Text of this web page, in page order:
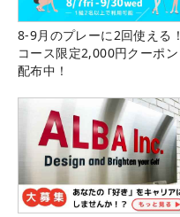
8-9月のプレーに2回使える！
コース限定2,000円クーポン
配布中！